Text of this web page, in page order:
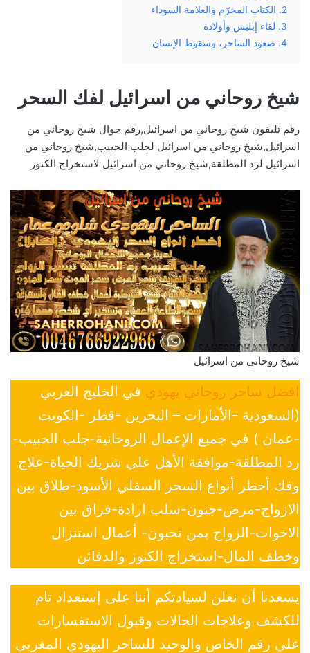
2. الكتاب المحرّم والعلامة السوداء
3. لقاء إبليس وأولاده
4. صعود الساحر، وسقوط الإنسان
شيخ روحاني من اسرائيل لفك السحر
رقم تليفون شيخ روحاني من اسرائيل,رقم جوال شيخ روحاني من
اسرائيل,شيخ روحاني من اسرائيل لجلب الحبيب,شيخ روحاني من
اسرائيل لرد المطلقة,شيخ روحاني من اسرائيل لاستخراج الكنوز
شيخ روحاني من اسرائيل
افضل ساحر روحاني يهودي في الخليج العربي
(السعودية -الأمارات – البحرين -قطر -الكويت
-عمان ) في جميع الإعمال الروحانية-جلب الحبيب-
رد المطلقة-موافقة الأهل علي شريك الحياة-علاج
وفك أخطر أنواع السحر السفلي الأسود-طلاق بين
الازواج-مرض-جنون-سلب ارادة-فراق بين
الاخوات-الزواج بمن تحبون- أعمال استنزال
وخطف المال-استخراج الكنوز والدفائن
يسعدنا أن نعلن لسيادتكم أننا على إستعداد تام
للكشف وعلاجات الحالات وقبول الاستفسارات
علي رقم الخاص والوحيد للساحر اليهودي المغربي